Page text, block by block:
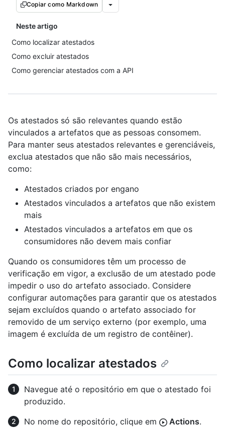
Copiar como Markdown
Neste artigo
Como localizar atestados
Como excluir atestados
Como gerenciar atestados com a API
Os atestados só são relevantes quando estão
vinculados a artefatos que as pessoas consomem.
Para manter seus atestados relevantes e gerenciáveis,
exclua atestados que não são mais necessários,
como:
Atestados criados por engano
Atestados vinculados a artefatos que não existem
mais
Atestados vinculados a artefatos em que os
consumidores não devem mais confiar
Quando os consumidores têm um processo de
verificação em vigor, a exclusão de um atestado pode
impedir o uso do artefato associado. Considere
configurar automações para garantir que os atestados
sejam excluídos quando o artefato associado for
removido de um serviço externo (por exemplo, uma
imagem é excluída de um registro de contêiner).
Como localizar atestados
Navegue até o repositório em que o atestado foi
produzido.
No nome do repositório, clique em
Actions.